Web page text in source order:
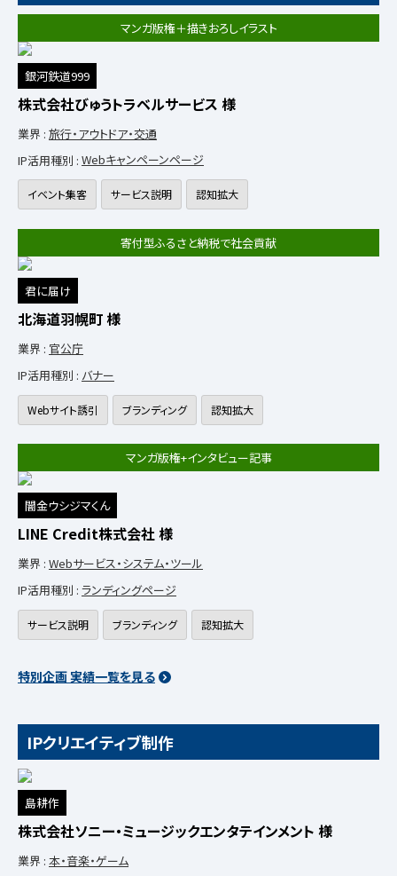
マンガ版権＋描きおろしイラスト
銀河鉄道999
株式会社びゅうトラベルサービス 様
業界 : 旅行・アウトドア・交通
IP活用種別 : Webキャンペーンページ
イベント集客 サービス説明 認知拡大
寄付型ふるさと納税で社会貢献
君に届け
北海道羽幌町 様
業界 : 官公庁
IP活用種別 : バナー
Webサイト誘引 ブランディング 認知拡大
マンガ版権+インタビュー記事
闇金ウシジマくん
LINE Credit株式会社 様
業界 : Webサービス・システム・ツール
IP活用種別 : ランディングページ
サービス説明 ブランディング 認知拡大
特別企画 実績一覧を見る
IPクリエイティブ制作
島耕作
株式会社ソニー・ミュージックエンタテインメント 様
業界 : 本・音楽・ゲーム